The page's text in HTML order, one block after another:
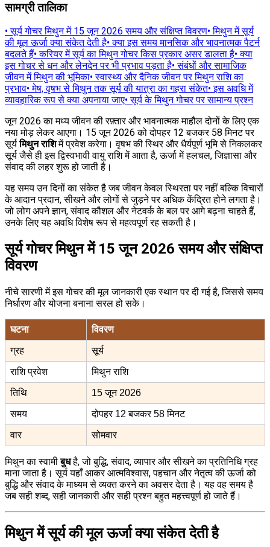
सामग्री तालिका
•सूर्य गोचर मिथुन में 15 जून 2026 समय और संक्षिप्त विवरण•मिथुन में सूर्य
की मूल ऊर्जा क्या संकेत देती है•क्या इस समय मानसिक और भावनात्मक पैटर्न
बदलते हैं•करियर में सूर्य का मिथुन गोचर किस प्रकार असर डालता है•क्या
इस गोचर से धन और लेनदेन पर भी प्रभाव पड़ता है•संबंधों और सामाजिक
जीवन में मिथुन की भूमिका•स्वास्थ्य और दैनिक जीवन पर मिथुन राशि का
प्रभाव•मेष, वृषभ से मिथुन तक सूर्य की यात्रा का गहरा संकेत•इस अवधि में
व्यावहारिक रूप से क्या अपनाया जाए•सूर्य के मिथुन गोचर पर सामान्य प्रश्न
जून 2026 का मध्य जीवन की रफ़्तार और भावनात्मक माहौल दोनों के लिए एक
नया मोड़ लेकर आएगा। 15 जून 2026 को दोपहर 12 बजकर 58 मिनट पर
सूर्यमिथुन राशिमें प्रवेश करेगा। वृषभ की स्थिर और धैर्यपूर्ण भूमि से निकलकर
सूर्य जैसे ही इस द्विस्वभावी वायु राशि में आता है, ऊर्जा में हलचल, जिज्ञासा और
संवाद की लहर शुरू हो जाती है।
यह समय उन दिनों का संकेत है जब जीवन केवल स्थिरता पर नहीं बल्कि विचारों
के आदान प्रदान, सीखने और लोगों से जुड़ने पर अधिक केंद्रित होने लगता है।
जो लोग अपने ज्ञान, संवाद कौशल और नेटवर्क के बल पर आगे बढ़ना चाहते हैं,
उनके लिए यह अवधि विशेष रूप से महत्वपूर्ण रह सकती है।
सूर्य गोचर मिथुन में 15 जून 2026 समय और संक्षिप्त
विवरण
नीचे सारणी में इस गोचर की मूल जानकारी एक स्थान पर दी गई है, जिससे समय
निर्धारण और योजना बनाना सरल हो सके।
घटना विवरण
ग्रह सूर्य
राशि प्रवेश मिथुन राशि
तिथि 15 जून 2026
समय दोपहर 12 बजकर 58 मिनट
वार सोमवार
मिथुन का स्वामीबुधहै, जो बुद्धि, संवाद, व्यापार और सीखने का प्रतिनिधि ग्रह
माना जाता है। सूर्य यहाँ आकर आत्मविश्वास, पहचान और नेतृत्व की ऊर्जा को
बुद्धि और संवाद के माध्यम से व्यक्त करने का अवसर देता है। यह वह समय है
जब सही शब्द, सही जानकारी और सही प्रश्न बहुत महत्त्वपूर्ण हो जाते हैं।
मिथुन में सूर्य की मूल ऊर्जा क्या संकेत देती है